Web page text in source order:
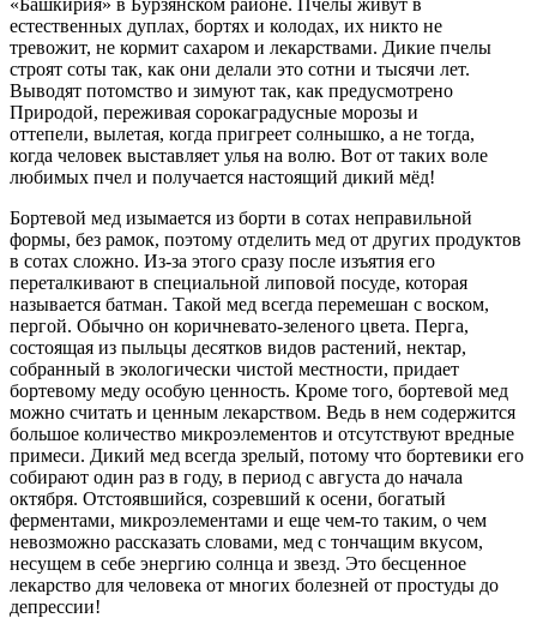
естественных дуплах, бортях и колодах, их никто не
тревожит, не кормит сахаром и лекарствами. Дикие пчелы
строят соты так, как они делали это сотни и тысячи лет.
Выводят потомство и зимуют так, как предусмотрено
Природой, переживая сорокаградусные морозы и
оттепели, вылетая, когда пригреет солнышко, а не тогда,
когда человек выставляет улья на волю. Вот от таких воле
любимых пчел и получается настоящий дикий мёд!
Бортевой мед изымается из борти в сотах неправильной
формы, без рамок, поэтому отделить мед от других продуктов
в сотах сложно. Из-за этого сразу после изъятия его
переталкивают в специальной липовой посуде, которая
называется батман. Такой мед всегда перемешан с воском,
пергой. Обычно он коричневато-зеленого цвета. Перга,
состоящая из пыльцы десятков видов растений, нектар,
собранный в экологически чистой местности, придает
бортевому меду особую ценность. Кроме того, бортевой мед
можно считать и ценным лекарством. Ведь в нем содержится
большое количество микроэлементов и отсутствуют вредные
примеси. Дикий мед всегда зрелый, потому что бортевики его
собирают один раз в году, в период с августа до начала
октября. Отстоявшийся, созревший к осени, богатый
ферментами, микроэлементами и еще чем-то таким, о чем
невозможно рассказать словами, мед с тончащим вкусом,
несущем в себе энергию солнца и звезд. Это бесценное
лекарство для человека от многих болезней от простуды до
депрессии!